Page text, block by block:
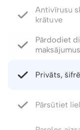
Pārdodiet
maksājumus
Privāts,
Pārsūtiet
Paroles